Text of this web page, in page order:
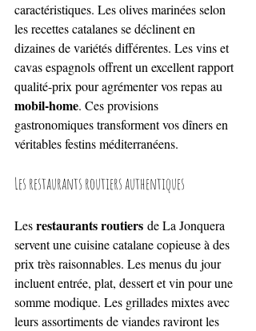
caractéristiques. Les olives marinées selon
les recettes catalanes se déclinent en
dizaines de variétés différentes. Les vins et
cavas espagnols offrent un excellent rapport
qualité-prix pour agrémenter vos repas au
mobil-home. Ces provisions
gastronomiques transforment vos dîners en
véritables festins méditerranéens.
Les restaurants routiers authentiques
Les restaurants routiers de La Jonquera
servent une cuisine catalane copieuse à des
prix très raisonnables. Les menus du jour
incluent entrée, plat, dessert et vin pour une
somme modique. Les grillades mixtes avec
leurs assortiments de viandes raviront les